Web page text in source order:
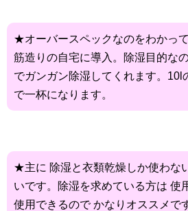
★オーバースペックなのをわかっ
筋造りの自宅に導入。除湿目的な
でガンガン除湿してくれます。10l
で一杯になります。
★主に 除湿と衣類乾燥しか使わな
いです。除湿を求めている方は 使
使用できるので かなりオススメで